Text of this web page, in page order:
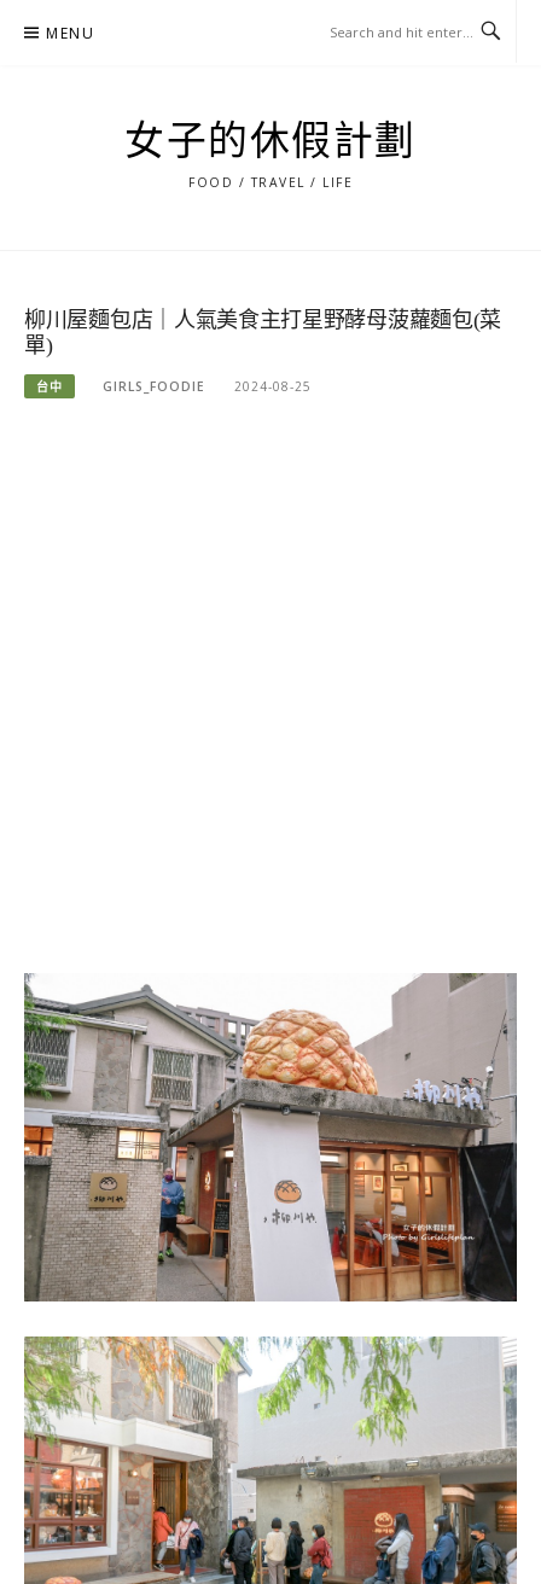
MENU
女子的休假計劃
FOOD / TRAVEL / LIFE
柳川屋麵包店｜人氣美食主打星野酵母菠蘿麵包(菜
單)
台中 GIRLS_FOODIE 2024-08-25